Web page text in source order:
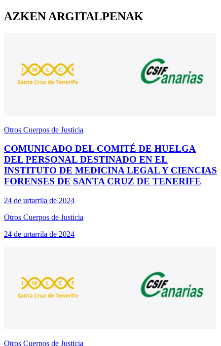
AZKEN ARGITALPENAK
Otros Cuerpos de Justicia
COMUNICADO DEL COMITÉ DE HUELGA
DEL PERSONAL DESTINADO EN EL
INSTITUTO DE MEDICINA LEGAL Y CIENCIAS
FORENSES DE SANTA CRUZ DE TENERIFE
24 de urtarrila de 2024
Otros Cuerpos de Justicia
24 de urtarrila de 2024
Otros Cuerpos de Justicia